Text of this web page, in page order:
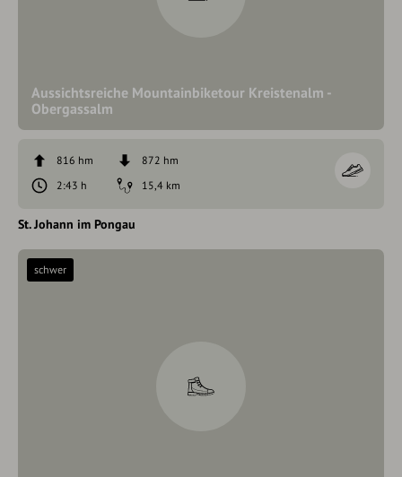
Aussichtsreiche Mountainbiketour Kreistenalm -
Obergassalm
816 hm
872 hm
2:43 h
15,4 km
St. Johann im Pongau
schwer